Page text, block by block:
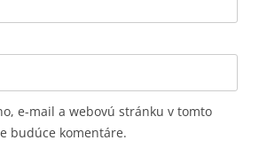
e-mail a webovú stránku v tomto
budúce komentáre.